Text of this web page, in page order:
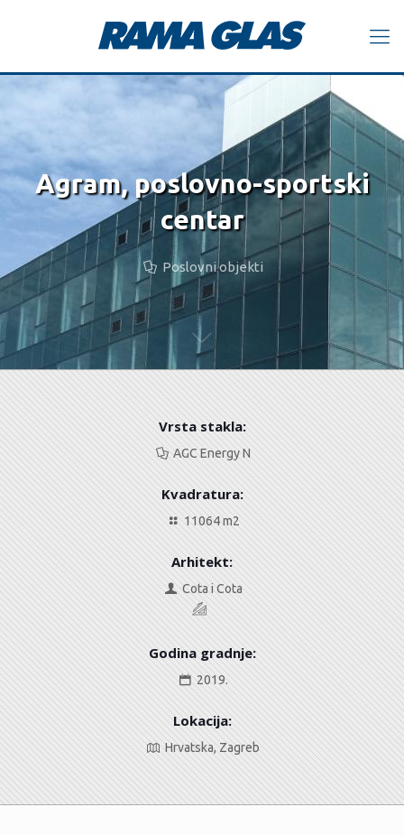
Agram, poslovno-sportski
centar
Poslovni objekti
Vrsta stakla:
AGC Energy N
Kvadratura:
11064 m2
Arhitekt:
Cota i Cota
Godina gradnje:
2019.
Lokacija:
Hrvatska, Zagreb